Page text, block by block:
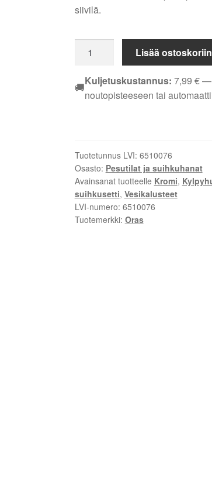
siivilä.
Apollo
suihkusetti
520
Lisää ostoskoriin
🚚Kuljetuskustannus: 7,99 €—
noutopisteeseen tai
Tuotetunnus LVI: 6510076
Osasto: Pesutilat ja suihkuhanat
Avainsanat tuotteelle Kromi,
suihkusetti, Vesikalusteet
LVI-numero: 6510076
Tuotemerkki: Oras